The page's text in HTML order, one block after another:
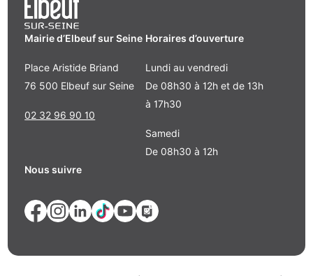
Mairie d’Elbeuf sur Seine
Place Aristide Briand
76 500 Elbeuf sur Seine
02 32 96 90 10
Horaires d’ouverture
Lundi au vendredi
De 08h30 à 12h et de 13h
à 17h30
Samedi
De 08h30 à 12h
Nous suivre